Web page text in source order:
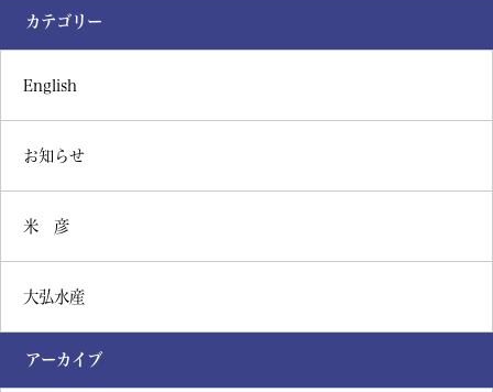
カテゴリー
English
お知らせ
米 彦
大弘水産
アーカイブ